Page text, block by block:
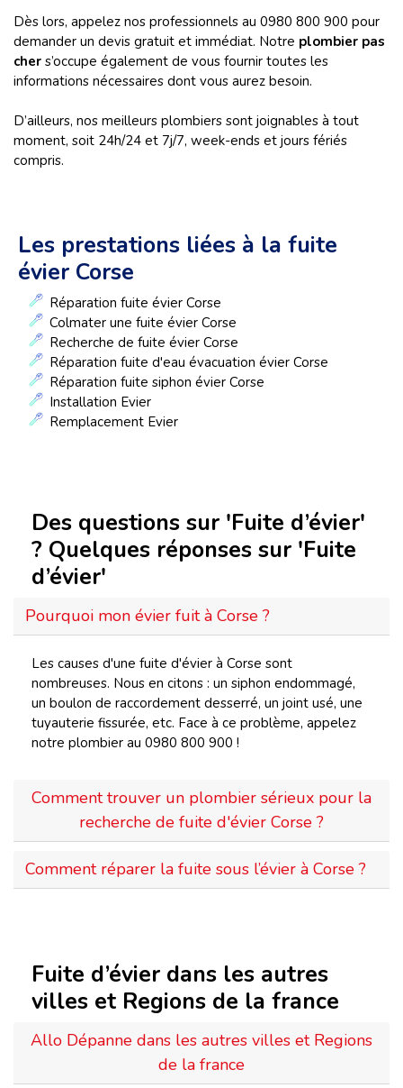
Dès lors, appelez nos professionnels au 0980 800 900 pour
demander un devis gratuit et immédiat. Notre plombier pas
cher s’occupe également de vous fournir toutes les
informations nécessaires dont vous aurez besoin.
D’ailleurs, nos meilleurs plombiers sont joignables à tout
moment, soit 24h/24 et 7j/7, week-ends et jours fériés
compris.
Les prestations liées à la fuite
évier Corse
Réparation fuite évier Corse
Colmater une fuite évier Corse
Recherche de fuite évier Corse
Réparation fuite d'eau évacuation évier Corse
Réparation fuite siphon évier Corse
Installation Evier
Remplacement Evier
Des questions sur 'Fuite d’évier'
? Quelques réponses sur 'Fuite
d’évier'
Pourquoi mon évier fuit à Corse ?
Les causes d'une fuite d'évier à Corse sont
nombreuses. Nous en citons : un siphon endommagé,
un boulon de raccordement desserré, un joint usé, une
tuyauterie fissurée, etc. Face à ce problème, appelez
notre plombier au 0980 800 900 !
Comment trouver un plombier sérieux pour la
recherche de fuite d'évier Corse ?
Comment réparer la fuite sous l’évier à Corse ?
Fuite d’évier dans les autres
villes et Regions de la france
Allo Dépanne dans les autres villes et Regions
de la france